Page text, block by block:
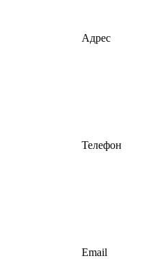
Адрес
Телефон
Email